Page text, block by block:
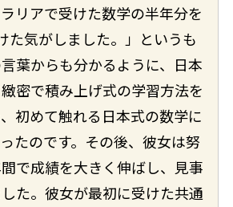
リアで受けた数学の半年分を
た気がしました。」というも
葉からも分かるように、日本
密で積み上げ式の学習方法を
初めて触れる日本式の数学に
たのです。その後、彼女は努
で成績を大きく伸ばし、見事
た。彼女が最初に受けた共通